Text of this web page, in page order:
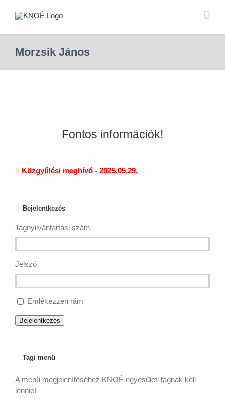
Morzsik János
Fontos információk!
Közgyűlési meghívó - 2025.05.29.
Bejelentkezés
Tagnyilvántartási szám
Jelszó
Emlékezzen rám
Bejelentkezés
Tagi menü
A menü megjelenítéséhez KNOÉ egyesületi tagnak kell
lennie!